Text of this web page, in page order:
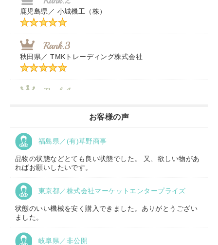
福岡県／株式会社カドワキ機械（旧ナカガワ農機商会）
東京都／
秋田県／ TMKトレーディング株式会社
鹿児島県／ 小城機工（株）
秋田県／ TMKトレーディング株式会社
京都府／
福島県／(有)草野商事
山形県／株式会社ノーキステージ
お客様の声
福島県／(有)草野商事
品物の状態などとても良い状態でした。 又、欲しい物があ
ればお願いしたいです。
東京都／株式会社マーケットエンタープライズ
状態のいい機械を安く購入できました。ありがとうござい
ました。
岐阜県／非公開